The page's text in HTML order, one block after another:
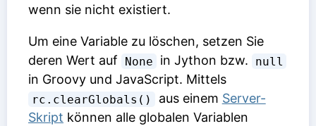
wenn sie nicht existiert.
Um eine Variable zu löschen, setzen Sie
deren Wert auf
None in Jython bzw. null
in Groovy und JavaScript. Mittels
rc.clearGlobals() aus einem Server-
Skript können alle globalen Variablen